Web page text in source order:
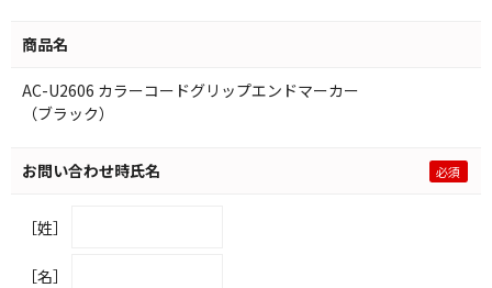
商品名
AC-U2606 カラーコードグリップエンドマーカー
（ブラック）
お問い合わせ時氏名
［姓］
［名］